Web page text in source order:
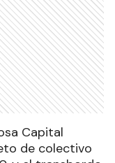
Capital
de colectivo